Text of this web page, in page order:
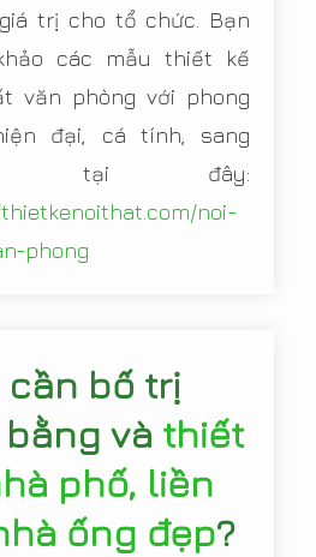
trị cho tổ chức. Bạn
các mẫu thiết kế
văn phòng với phong
đại, cá tính, sang
tại đây:
noi-
phong
cần bố trị
và thiết
phố, liền
ống đẹp?